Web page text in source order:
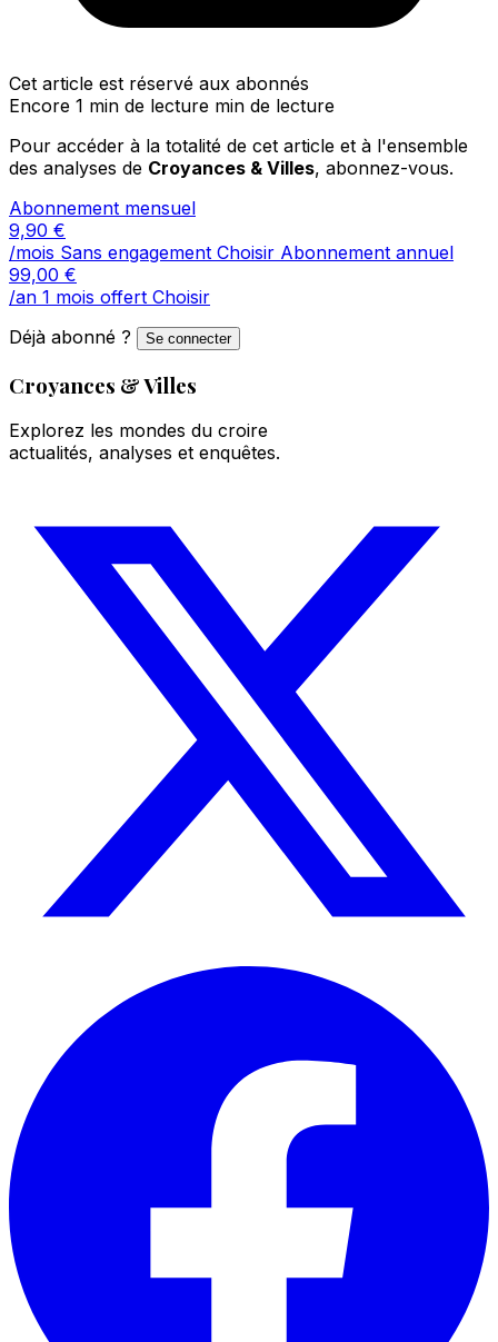
Cet article est réservé aux abonnés
Encore 1 min de lecture min de lecture
Pour accéder à la totalité de cet article et à l'ensemble
des analyses de Croyances & Villes, abonnez-vous.
Abonnement mensuel
9,90 €
/mois Sans engagement Choisir Abonnement annuel
99,00 €
/an 1 mois offert Choisir
Déjà abonné ?
Se connecter
Croyances & Villes
Explorez les mondes du croire
actualités, analyses et enquêtes.